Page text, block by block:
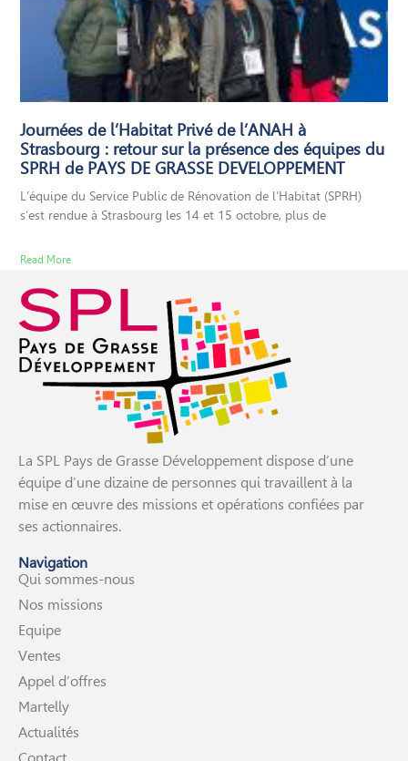
Journées de l’Habitat Privé de l’ANAH à
Strasbourg : retour sur la présence des équipes du
SPRH de PAYS DE GRASSE DEVELOPPEMENT
L’équipe du Service Public de Rénovation de l’Habitat (SPRH)
s’est rendue à Strasbourg les 14 et 15 octobre, plus de
Read More
La SPL Pays de Grasse Développement dispose d’une
équipe d’une dizaine de personnes qui travaillent à la
mise en œuvre des missions et opérations confiées par
ses actionnaires.
Navigation
Qui sommes-nous
Nos missions
Equipe
Ventes
Appel d’offres
Martelly
Actualités